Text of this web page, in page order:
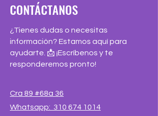
CONTÁCTANOS
¿Tienes dudas o necesitas
información? Estamos aquí para
ayudarte. 📩 ¡Escríbenos y te
responderemos pronto!
Cra 89 #68a 36
Whatsapp: 310 674 1014